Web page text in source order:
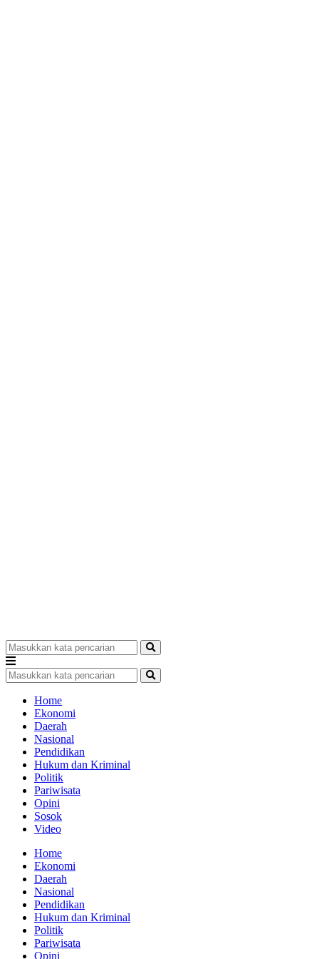
Home
Ekonomi
Daerah
Nasional
Pendidikan
Hukum dan Kriminal
Politik
Pariwisata
Opini
Sosok
Video
Home
Ekonomi
Daerah
Nasional
Pendidikan
Hukum dan Kriminal
Politik
Pariwisata
Opini